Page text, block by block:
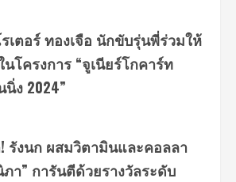
เตอร์ ทองเจือ นักขับรุ่นพี่ร่วมให้
นโครงการ “จูเนียร์โกคาร์ท
ง 2024”
รังนก ผสมวิตามินและคอลลา
า” การันตีด้วยรางวัลระดับ